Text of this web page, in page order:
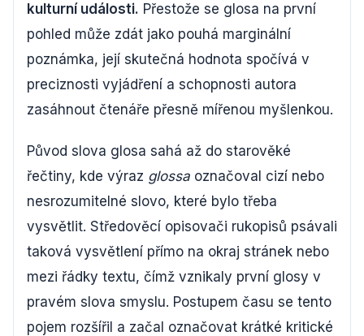
kulturní události. Přestože se glosa na první
pohled může zdát jako pouhá marginální
poznámka, její skutečná hodnota spočívá v
preciznosti vyjádření a schopnosti autora
zasáhnout čtenáře přesně mířenou myšlenkou.
Původ slova glosa sahá až do starověké
řečtiny, kde výraz glossa označoval cizí nebo
nesrozumitelné slovo, které bylo třeba
vysvětlit. Středověcí opisovači rukopisů psávali
taková vysvětlení přímo na okraj stránek nebo
mezi řádky textu, čímž vznikaly první glosy v
pravém slova smyslu. Postupem času se tento
pojem rozšířil a začal označovat krátké kritické